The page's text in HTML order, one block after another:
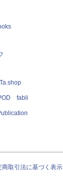
fabli
商取引法に基づく表示